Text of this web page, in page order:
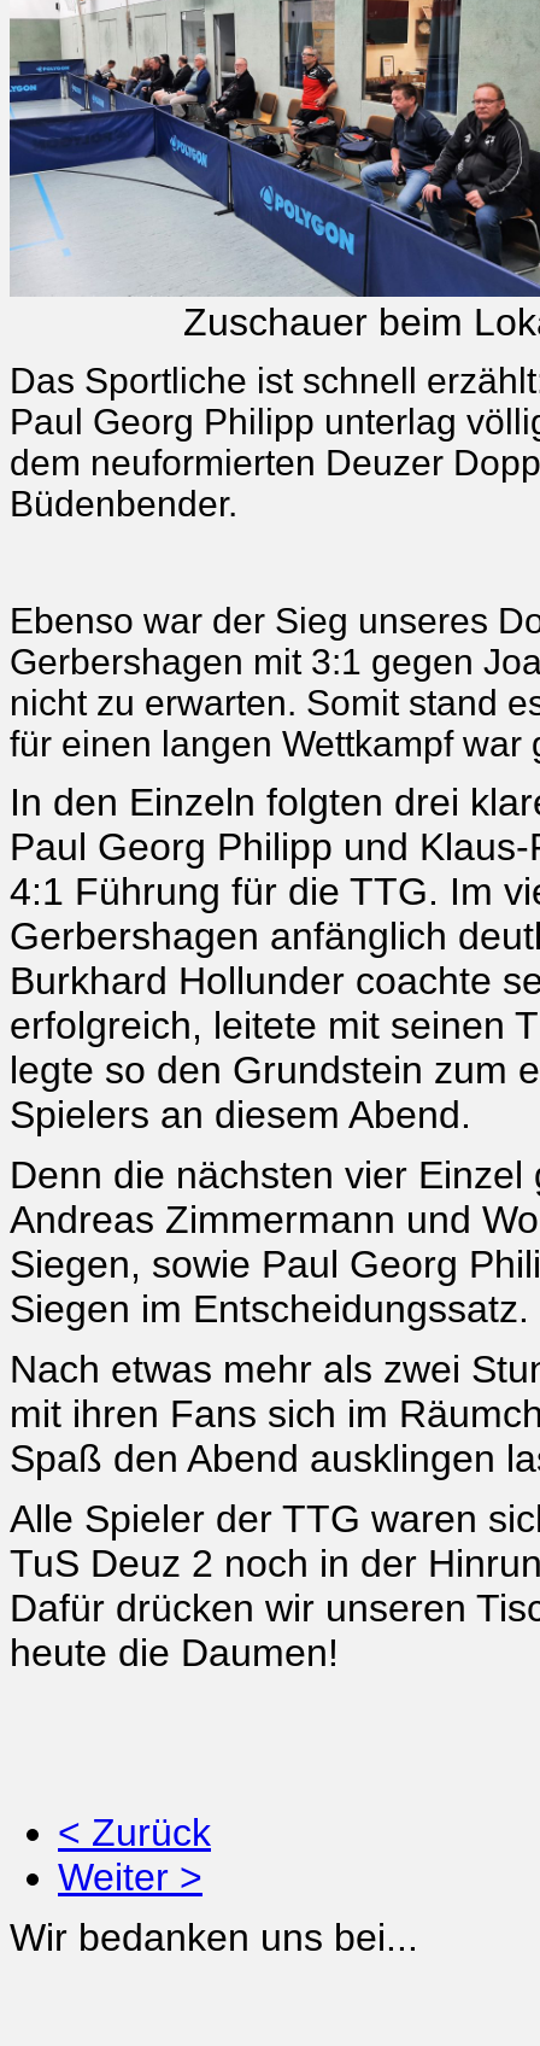
Zuschauer beim
Das Sportliche ist schnell
Paul Georg Philipp unterlag
dem neuformierten Deuzer
Büdenbender.
Ebenso war der Sieg unseres
Gerbershagen mit 3:1 gegen
nicht zu erwarten. Somit stand
für einen langen Wettkampf war
In den Einzeln folgten drei
Paul Georg Philipp und
4:1 Führung für die TTG. Im
Gerbershagen anfänglich
Burkhard Hollunder coachte
erfolgreich, leitete mit seinen
legte so den Grundstein zum
Spielers an diesem Abend.
Denn die nächsten vier
Andreas Zimmermann und
Siegen, sowie Paul Georg
Siegen im Entscheidungssatz.
Nach etwas mehr als zwei
mit ihren Fans sich im
Spaß den Abend ausklingen
Alle Spieler der TTG waren
TuS Deuz 2 noch in der
Dafür drücken wir unseren
heute die Daumen!
< Zurück
Weiter >
Wir bedanken uns bei...